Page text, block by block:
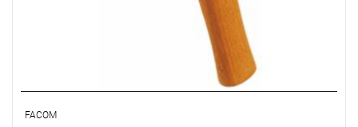
FACOM